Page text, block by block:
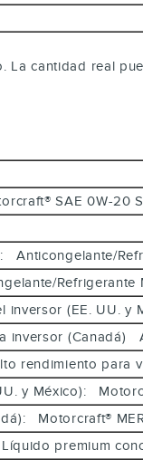
La cantidad real
SAE 0W-20
Anticongelante/
inversor (EE. UU.
inversor
rendimiento para
y México):
Motorcraft®
premium